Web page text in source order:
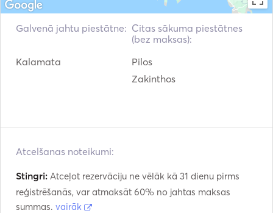
Galvenā jahtu piestātne:
Kalamata
Citas sākuma piestātnes
(bez maksas):
Pilos
Zakinthos
Atcelšanas noteikumi:
Stingri: Atceļot rezervāciju ne vēlāk kā 31 dienu pirms
reģistrēšanās, var atmaksāt 60% no jahtas maksas
summas. vairāk